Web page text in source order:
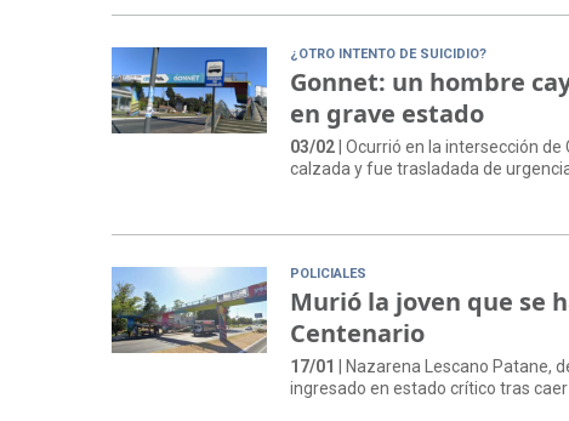
¿OTRO INTENTO DE SUICIDIO?
Gonnet: un hombre
en grave estado
03/02| Ocurrió en la intersección
calzada y fue trasladada de
POLICIALES
Murió la joven que se
Centenario
17/01
| Nazarena Lescano Patane,
ingresado en estado crítico tras